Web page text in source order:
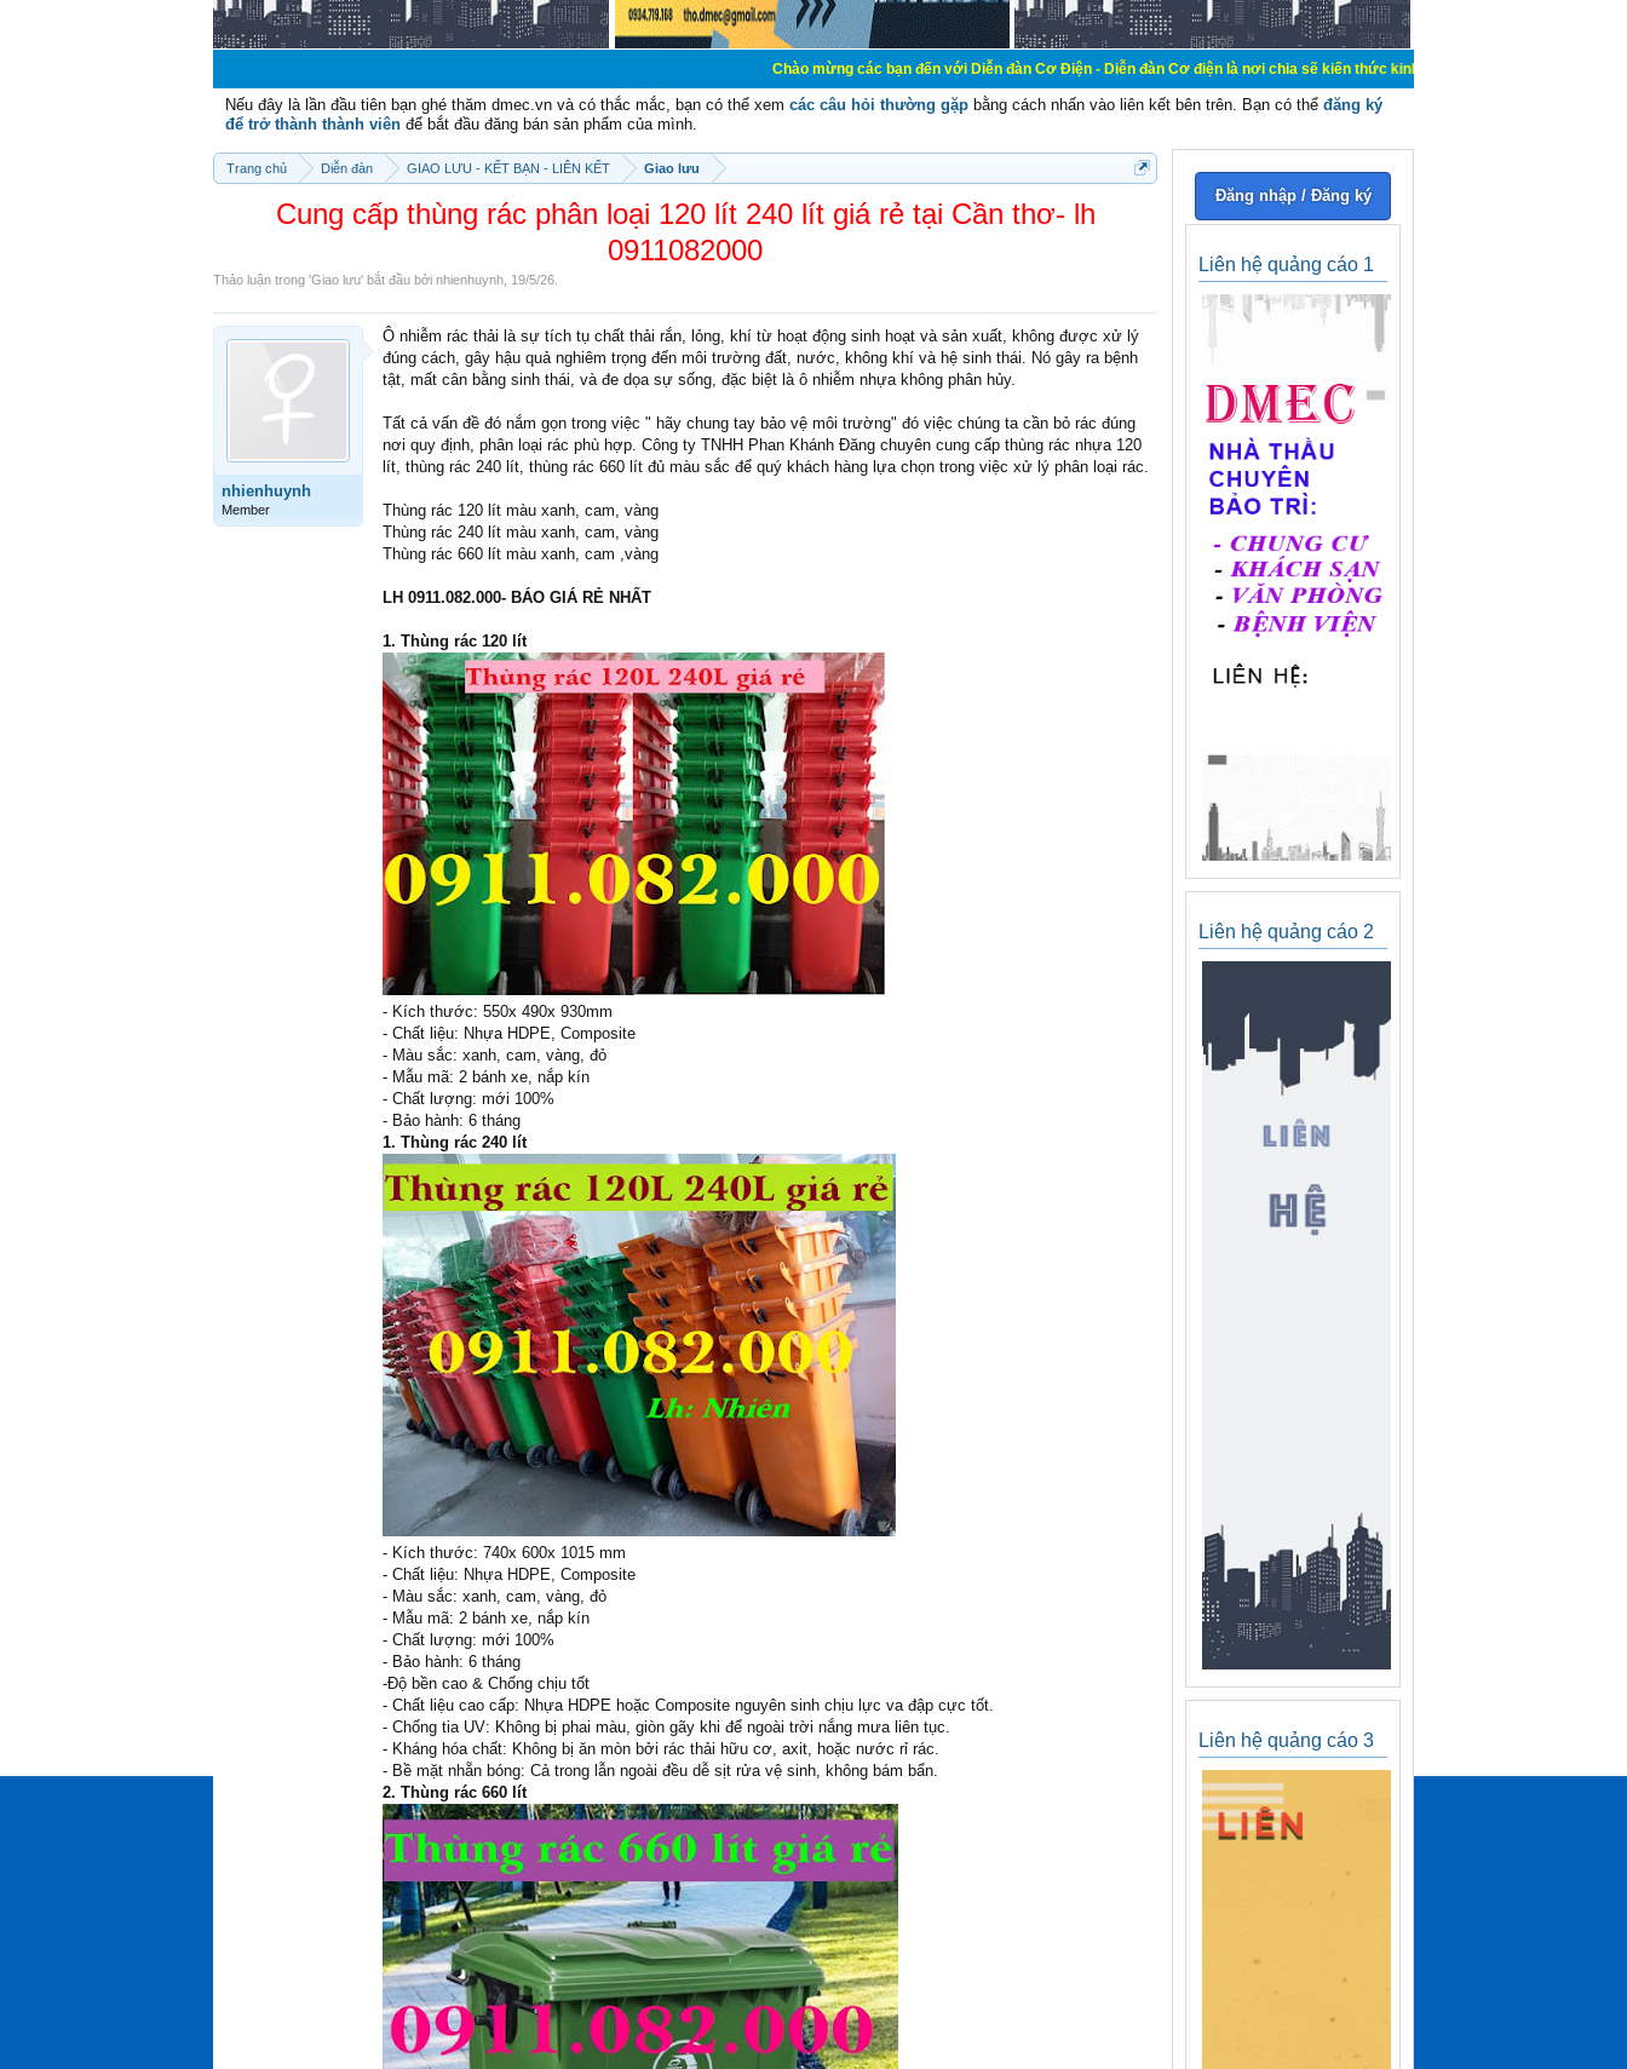
Chào mừng các bạn đến với Diễn đàn Cơ Điện - Diễn đàn Cơ điện là nơi chia sẽ kiến thức kinh nghiệm trong lãnh vực cơ điện, mua
Nếu đây là lần đầu tiên bạn ghé thăm dmec.vn và có thắc mắc, bạn có thể xem các câu hỏi thường gặp bằng cách nhấn vào liên kết bên trên. Bạn có thể đăng ký
để trở thành thành viên để bắt đầu đăng bán sản phẩm của mình.
Trang chủ Diễn đàn GIAO LƯU - KẾT BẠN - LIÊN KẾT Giao lưu
Cung cấp thùng rác phân loại 120 lít 240 lít giá rẻ tại Cần thơ- lh
0911082000
Thảo luận trong 'Giao lưu' bắt đầu bởi nhienhuynh 19/5/26
nhienhuynh
Member
Ô nhiễm rác thải là sự tích tụ chất thải rắn, lỏng, khí từ hoạt động sinh hoạt và sản xuất, không được xử lý
đúng cách, gây hậu quả nghiêm trọng đến môi trường đất, nước, không khí và hệ sinh thái. Nó gây ra bệnh
tật, mất cân bằng sinh thái, và đe dọa sự sống, đặc biệt là ô nhiễm nhựa không phân hủy.
Tất cả vấn đề đó nắm gọn trong việc " hãy chung tay bảo vệ môi trường" đó việc chúng ta cần bỏ rác đúng
nơi quy định, phân loại rác phù hợp. Công ty TNHH Phan Khánh Đăng chuyên cung cấp thùng rác nhựa 120
lít, thùng rác 240 lít, thùng rác 660 lít đủ màu sắc để quý khách hàng lựa chọn trong việc xử lý phân loại rác.
Thùng rác 120 lít màu xanh, cam, vàng
Thùng rác 240 lít màu xanh, cam, vàng
Thùng rác 660 lít màu xanh, cam ,vàng
LH 0911.082.000- BÁO GIÁ RẺ NHẤT
1. Thùng rác 120 lít
- Kích thước: 550x 490x 930mm
- Chất liệu: Nhựa HDPE, Composite
- Màu sắc: xanh, cam, vàng, đỏ
- Mẫu mã: 2 bánh xe, nắp kín
- Chất lượng: mới 100%
- Bảo hành: 6 tháng
1. Thùng rác 240 lít
- Kích thước: 740x 600x 1015 mm
- Chất liệu: Nhựa HDPE, Composite
- Màu sắc: xanh, cam, vàng, đỏ
- Mẫu mã: 2 bánh xe, nắp kín
- Chất lượng: mới 100%
- Bảo hành: 6 tháng
-Độ bền cao & Chống chịu tốt
- Chất liệu cao cấp: Nhựa HDPE hoặc Composite nguyên sinh chịu lực va đập cực tốt.
- Chống tia UV: Không bị phai màu, giòn gãy khi để ngoài trời nắng mưa liên tục.
- Kháng hóa chất: Không bị ăn mòn bởi rác thải hữu cơ, axit, hoặc nước rỉ rác.
- Bề mặt nhẵn bóng: Cả trong lẫn ngoài đều dễ sịt rửa vệ sinh, không bám bẩn.
2. Thùng rác 660 lít
Đăng nhập / Đăng ký
Liên hệ quảng cáo 1
Liên hệ quảng cáo 2
Liên hệ quảng cáo 3